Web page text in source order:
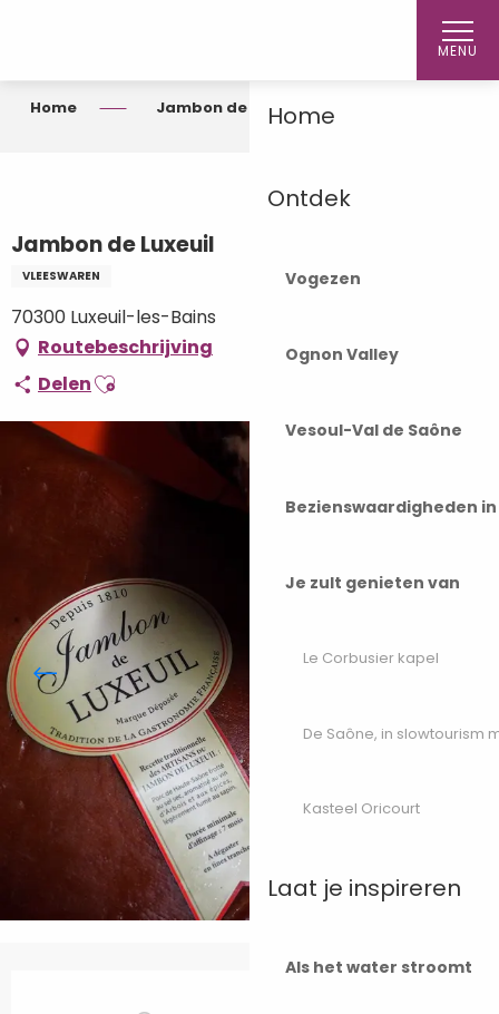
MENU
Home
Ontdek
Vogezen
Ognon Valley
Vesoul-Val de Saône
Bezienswaardigheden
Je zult genieten van
Le Corbusier kapel
De Saône, in slowtourism
Kasteel Oricourt
Laat je inspireren
Als het water stroomt
Home Jambon de Luxeuil
Jambon de Luxeuil
VLEESWAREN
70300 Luxeuil-les-Bains
Routebeschrijving
DelenAjouter aux favoris